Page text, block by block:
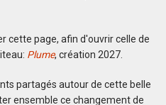
cette page, afin d'ouvrir celle de
Plume, création 2027.
partagés autour de cette belle
ensemble ce changement de